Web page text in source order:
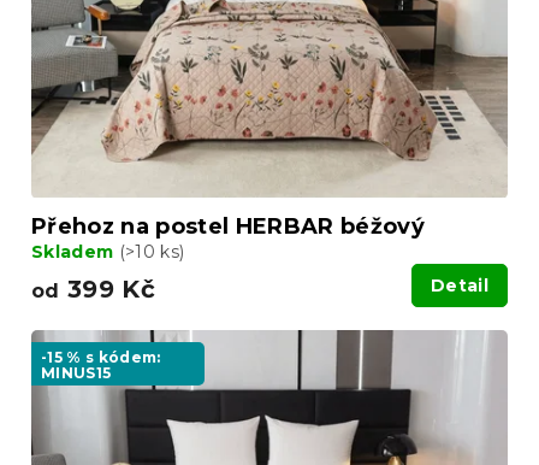
ůo
d
u
k
ů
Přehoz na postel HERBAR béžový
Skladem (>10 ks)
od 399 Kč Detail
-15 % s kódem:
MINUS15